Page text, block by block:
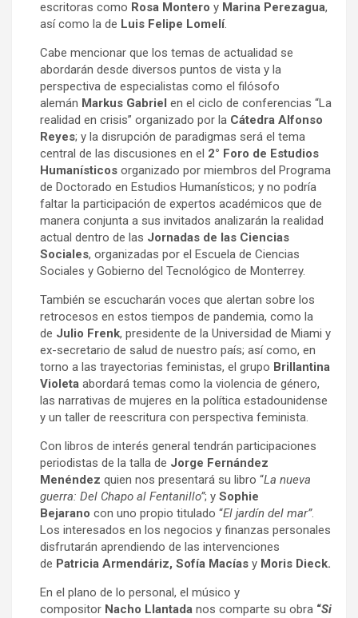
escritoras como Rosa Montero y Marina Perezagua,
así como la de Luis Felipe Lomelí.
Cabe mencionar que los temas de actualidad se
abordarán desde diversos puntos de vista y la
perspectiva de especialistas como el filósofo
alemán Markus Gabriel en el ciclo de conferencias “La
realidad en crisis” organizado por la Cátedra Alfonso
Reyes; y la disrupción de paradigmas será el tema
central de las discusiones en el 2° Foro de Estudios
Humanísticos organizado por miembros del Programa
de Doctorado en Estudios Humanísticos; y no podría
faltar la participación de expertos académicos que de
manera conjunta a sus invitados analizarán la realidad
actual dentro de las Jornadas de las Ciencias
Sociales, organizadas por el Escuela de Ciencias
Sociales y Gobierno del Tecnológico de Monterrey.
También se escucharán voces que alertan sobre los
retrocesos en estos tiempos de pandemia, como la
de Julio Frenk, presidente de la Universidad de Miami y
ex-secretario de salud de nuestro país; así como, en
torno a las trayectorias feministas, el grupo Brillantina
Violeta abordará temas como la violencia de género,
las narrativas de mujeres en la política estadounidense
y un taller de reescritura con perspectiva feminista.
Con libros de interés general tendrán participaciones
periodistas de la talla de Jorge Fernández
Menéndez quien nos presentará su libro “La nueva
guerra: Del Chapo al Fentanillo”; y Sophie
Bejarano con uno propio titulado “El jardín del mar”.
Los interesados en los negocios y finanzas personales
disfrutarán aprendiendo de las intervenciones
de Patricia Armendáriz, Sofía Macías y Moris Dieck.
En el plano de lo personal, el músico y
compositor Nacho Llantada nos comparte su obra “Si